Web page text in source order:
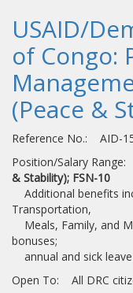
USAID/
of Congo:
(Peace &
Reference No.: AID-
Position/Salary Range:
& Stability); FSN-10
Additional benefits
Transportation,
Meals, Family, and
bonuses;
annual and sick
Open To: All DRC